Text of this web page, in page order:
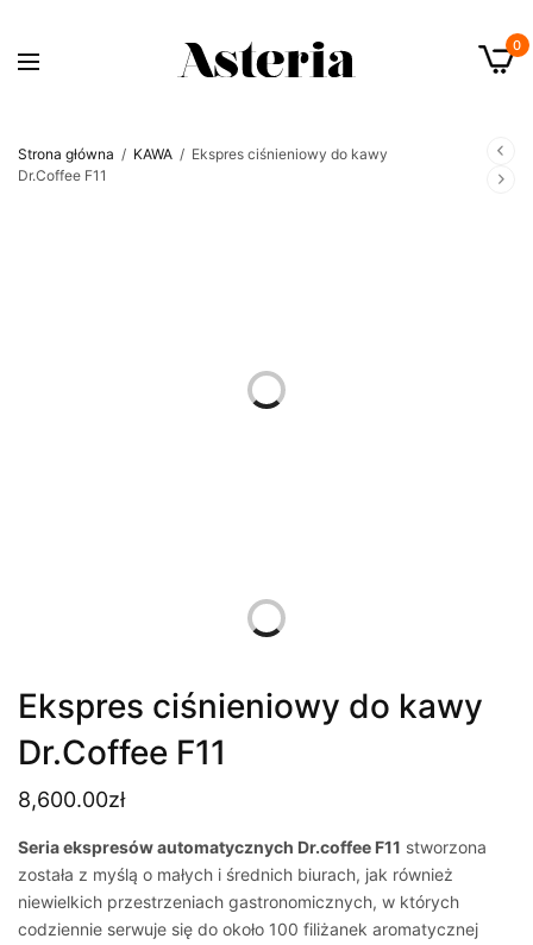
0
Strona główna / KAWA / Ekspres ciśnieniowy do kawy
Dr.Coffee F11
Ekspres ciśnieniowy do kawy
Dr.Coffee F11
8,600.00zł
Seria ekspresów automatycznych Dr.coffee F11 stworzona
została z myślą o małych i średnich biurach, jak również
niewielkich przestrzeniach gastronomicznych, w których
codziennie serwuje się do około 100 filiżanek aromatycznej